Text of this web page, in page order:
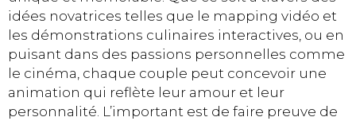
idées novatrices telles que le mapping vidéo et
les démonstrations culinaires interactives, ou en
puisant dans des passions personnelles comme
le cinéma, chaque couple peut concevoir une
animation qui reflète leur amour et leur
personnalité. L’important est de faire preuve de